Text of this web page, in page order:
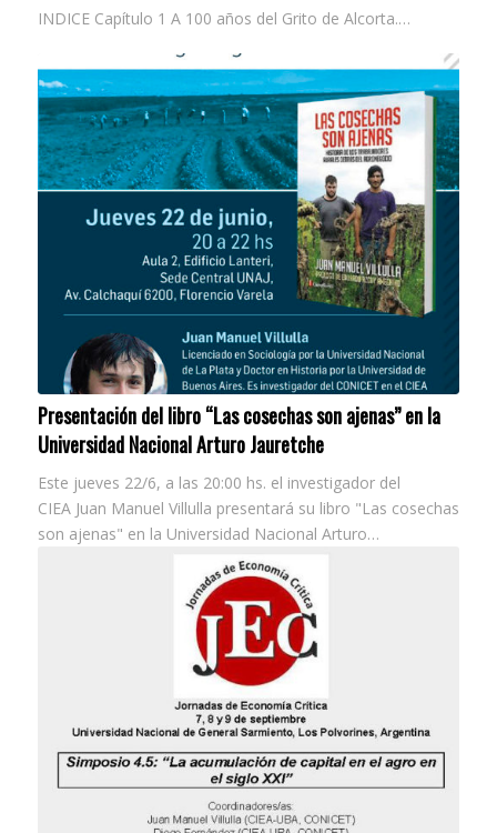
INDICE Capí­tulo 1 A 100 años del Grito de Alcorta.…
Presentación del libro “Las cosechas son ajenas” en la
Universidad Nacional Arturo Jauretche
Este jueves 22/6, a las 20:00 hs. el investigador del
CIEA Juan Manuel Villulla presentará su libro "Las cosechas
son ajenas" en la Universidad Nacional Arturo…